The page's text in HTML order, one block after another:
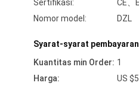
Sertifikasi:
CE、
Nomor model:
DZL
Syarat-syarat
Kuantitas min Order: 1
Harga:
US